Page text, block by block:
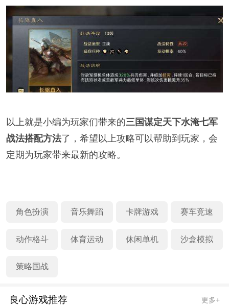
以上就是小编为玩家们带来的三国谋定天下水淹七军
战法搭配方法了，希望以上攻略可以帮助到玩家，会
定期为玩家带来最新的攻略。
角色扮演 音乐舞蹈 卡牌游戏 赛车竞速
动作格斗 体育运动 休闲单机 沙盒模拟
策略国战
良心游戏推荐 更多+